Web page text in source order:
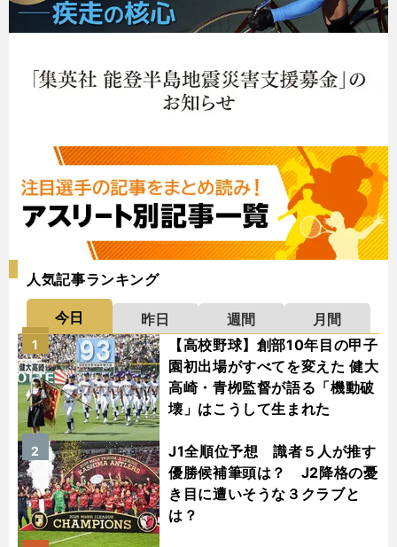
人気記事ランキング
今日 昨日 週間
月間
【高校野球】創部10年目の甲子
園初出場がすべてを変えた 健大
高崎・青栁監督が語る「機動破
壊」はこうして生まれた
1
J1全順位予想 識者５人が推す
優勝候補筆頭は？ J2降格の憂
き目に遭いそうな３クラブと
は？
2